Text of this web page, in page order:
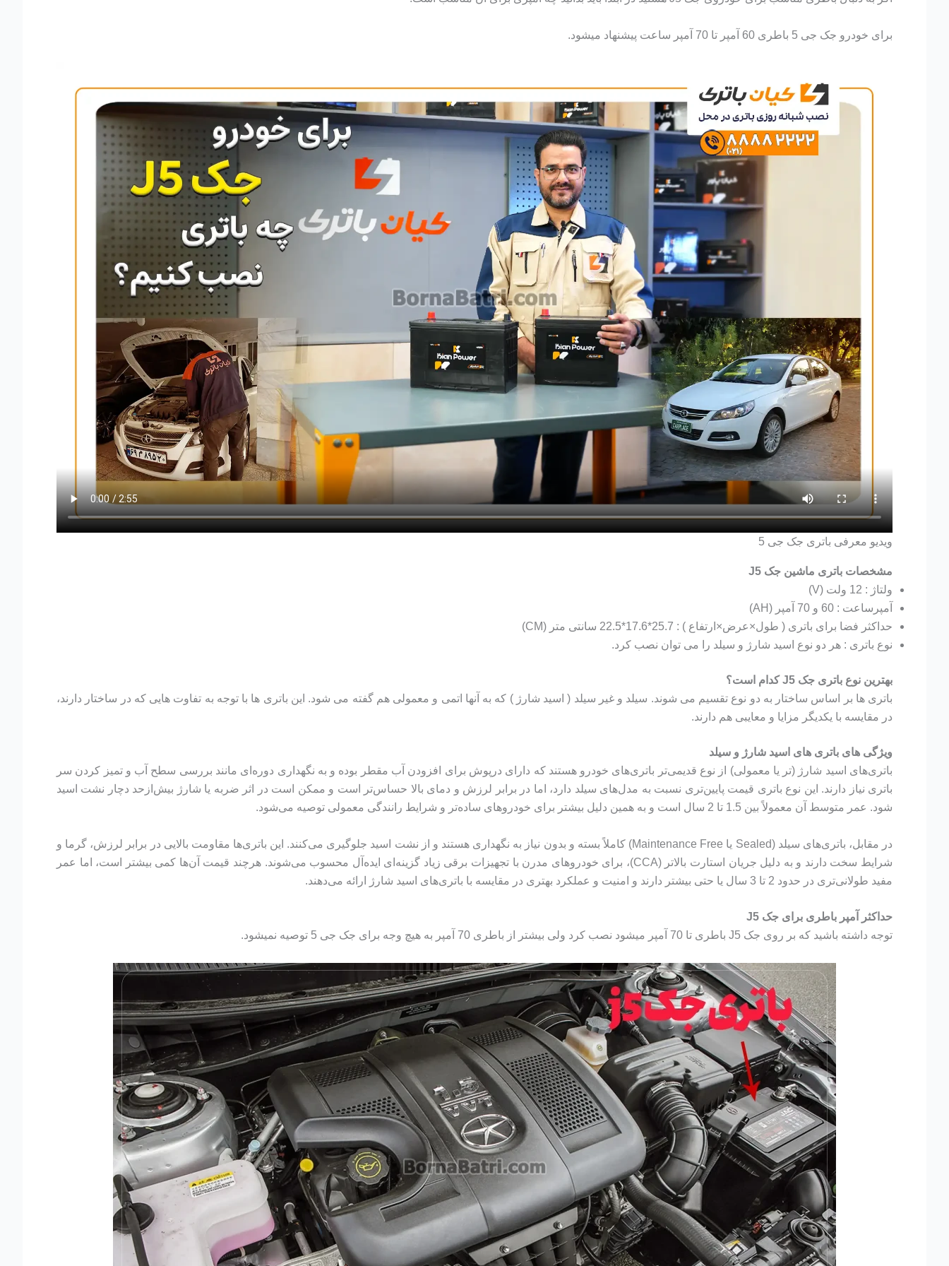
برای خودرو جک جی 5 باطری 60 آمپر تا 70 آمپر ساعت پیشنهاد میشود.
ویدیو معرفی باتری جک جی 5
مشخصات باتری ماشین جک J5
ولتاژ : 12 ولت (V)
آمپرساعت : 60 و 70 آمپر (AH)
حداکثر فضا برای باتری ( طول×عرض×ارتفاع ) : 25.7*17.6*22.5 سانتی متر (CM)
نوع باتری : هر دو نوع اسید شارژ و سیلد را می توان نصب کرد.
بهترین نوع باتری جک J5 کدام است؟
باتری ها بر اساس ساختار به دو نوع تقسیم می شوند. سیلد و غیر سیلد ( اسید شارژ ) که به آنها اتمی و معمولی هم گفته می شود. این باتری ها با توجه به تفاوت هایی که در ساختار دارند،
در مقایسه با یکدیگر مزایا و معایبی هم دارند.
ویژگی های باتری های اسید شارژ و سیلد
باتری‌های اسید شارژ (تر یا معمولی) از نوع قدیمی‌تر باتری‌های خودرو هستند که دارای درپوش برای افزودن آب مقطر بوده و به نگهداری دوره‌ای مانند بررسی سطح آب و تمیز کردن سر
باتری نیاز دارند. این نوع باتری قیمت پایین‌تری نسبت به مدل‌های سیلد دارد، اما در برابر لرزش و دمای بالا حساس‌تر است و ممکن است در اثر ضربه یا شارژ بیش‌ازحد دچار نشت اسید
شود. عمر متوسط آن معمولاً بین 1.5 تا 2 سال است و به همین دلیل بیشتر برای خودروهای ساده‌تر و شرایط رانندگی معمولی توصیه می‌شود.
در مقابل، باتری‌های سیلد (Sealed یا Maintenance Free) کاملاً بسته و بدون نیاز به نگهداری هستند و از نشت اسید جلوگیری می‌کنند. این باتری‌ها مقاومت بالایی در برابر لرزش، گرما و
شرایط سخت دارند و به دلیل جریان استارت بالاتر (CCA)، برای خودروهای مدرن با تجهیزات برقی زیاد گزینه‌ای ایده‌آل محسوب می‌شوند. هرچند قیمت آن‌ها کمی بیشتر است، اما عمر
مفید طولانی‌تری در حدود 2 تا 3 سال یا حتی بیشتر دارند و امنیت و عملکرد بهتری در مقایسه با باتری‌های اسید شارژ ارائه می‌دهند.
حداکثر آمپر باطری برای جک J5
توجه داشته باشید که بر روی جک J5 باطری تا 70 آمپر میشود نصب کرد ولی بیشتر از باطری 70 آمپر به هیچ وجه برای جک جی 5 توصیه نمیشود.